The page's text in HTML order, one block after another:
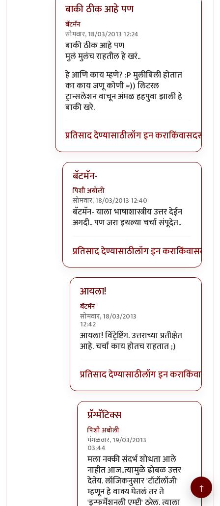
बाकी ठीक आहे पण
बॅटमॅन
सोमवार, 18/03/2013 12:24
In reply toऑ.. मी इतकी सपशेल माघार
बाकी ठीक आहे पण
मुलं मुलंच राहतील हे खरं..
हे आणि काय म्हणे? :P मुलीबिली होतात
का काय जणू कोणी =)) लिटरल
ट्रान्सलेशन वाचून अंमळ हहपुवा झाली हे
बाकी खरे.
प्रतिसाद देण्यासाठीलॉग इन कराकिंवासदस्य व्हा
बॅटमॅन-
पिशी अबोली
सोमवार, 18/03/2013 12:40
In reply toबाकी ठीक आहे पणbyबॅटमॅन
बॅटमॅन- याला भाषाशास्त्रीय उत्तर देईन
अगदी.. पण जरा इथल्या चर्चा संपूदेत..
प्रतिसाद देण्यासाठीलॉग इन कराकिंवासदस्य
आयला!
बॅटमॅन
सोमवार, 18/03/2013
12:42
In reply toबॅटमॅन-byपिशी अबोली
आयला! विंट्रेष्टिंग. उत्तराच्या प्रतीक्षेत
आहे. चर्चा काय होतच राहतात ;)
प्रतिसाद देण्यासाठीलॉग इन कराकिंवा
प्रॅग्मॅटिक्स
पिशी अबोली
मंगळवार, 19/03/2013
03:44
In reply toआयला!byबॅटमॅन
मला नक्की संदर्भ शोधता आले
नाहीत आज..त्यामुळे ढोबळ उत्तर
देतेय. लॉजिकनुसार 'टॉटॉलॉजी'
म्हणून हे वाक्य घेतलं तर ते
'इन्फर्मेशनली एम्प्टी' ठरेल. त्याला
↑